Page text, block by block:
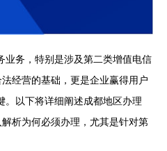
业务，特别是涉及第二类增值电信
经营的基础，更是企业赢得用户
。以下将详细阐述成都地区办理
析为何必须办理，尤其是针对第